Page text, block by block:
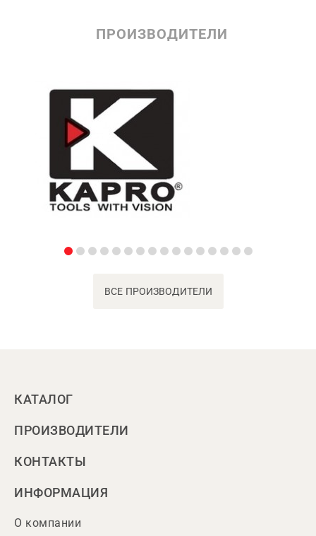
ПРОИЗВОДИТЕЛИ
ВСЕ ПРОИЗВОДИТЕЛИ
КАТАЛОГ
ПРОИЗВОДИТЕЛИ
КОНТАКТЫ
ИНФОРМАЦИЯ
О компании